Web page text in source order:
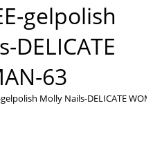
gelpolish
DELICATE
63
gelpolish Molly Nails-DELICATE